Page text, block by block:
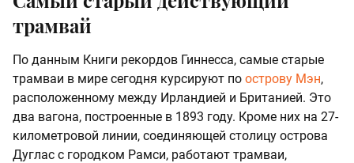
трамвай
По данным Книги рекордов Гиннесса, самые старые
трамваи в мире сегодня курсируют по острову Мэн,
расположенному между Ирландией и Британией. Это
два вагона, построенные в 1893 году. Кроме них на 27-
километровой линии, соединяющей столицу острова
Дуглас с городком Рамси, работают трамваи,